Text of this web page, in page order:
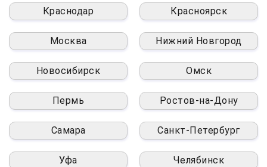
Краснодар Красноярск
Москва Нижний Новгород
Новосибирск Омск
Пермь Ростов-на-Дону
Самара Санкт-Петербург
Уфа Челябинск